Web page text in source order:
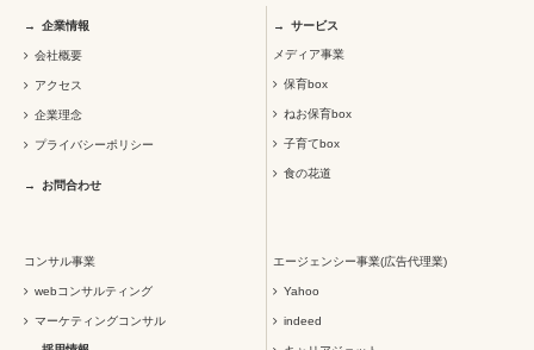
企業情報
会社概要
アクセス
企業理念
プライバシーポリシー
お問合わせ
サービス
メディア事業
保育box
ねお保育box
子育てbox
食の花道
コンサル事業
webコンサルティング
マーケティングコンサル
エージェンシー事業(広告代理業)
Yahoo
indeed